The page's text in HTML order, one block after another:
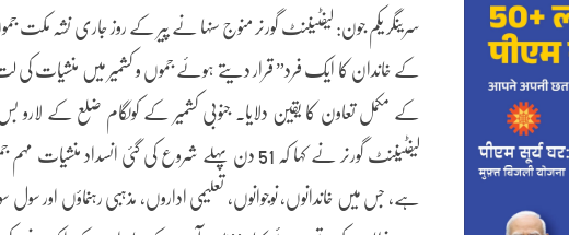
سرینگر یکم جون: لیفٹیننٹ گورنر منوج سنہا نے پیر کے روز جاری نشہ
کے خاندان کا ایک فرد” قرار دیتے ہوئے جموں و کشمیر میں منشیات
کے مکمل تعاون کا یقین دلایا۔ جنوبی کشمیر کے کولگام ضلع کے
لیفٹیننٹ گورنر نے کہا کہ 51 دن پہلے شروع کی گئی
ہے، جس میں خاندانوں، نوجوانوں، تعلیمی اداروں، مذہبی رہنماؤں